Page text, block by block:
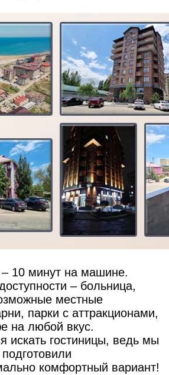
10 минут на машине.
– больница,
местные
парки с аттракционами,
на любой вкус.
искать гостиницы, ведь мы
подготовили
комфортный вариант!